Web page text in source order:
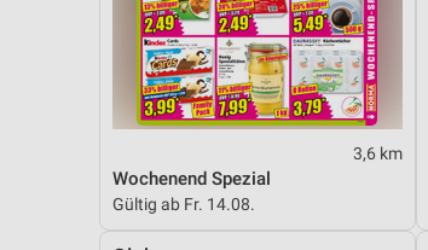
3,6 km
Wochenend Spezial
Gültig ab Fr. 14.08.